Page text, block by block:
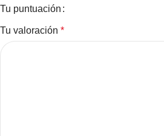
Tu puntuación
Tu valoración *